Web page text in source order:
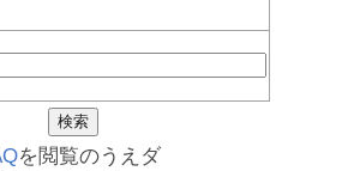
を閲覧のうえダ